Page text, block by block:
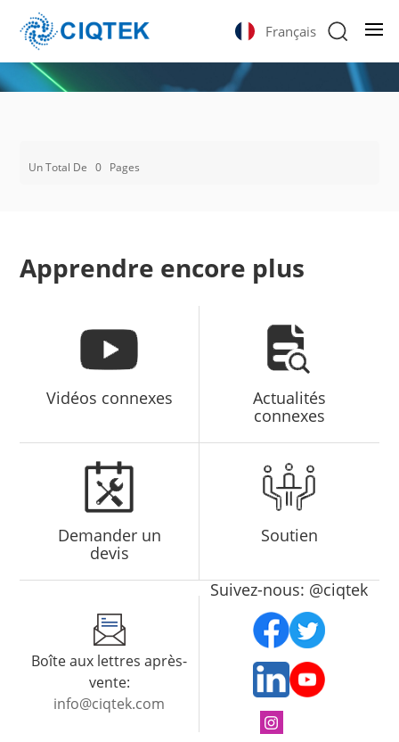
Français
Un Total De 0 Pages
Apprendre encore plus
Vidéos connexes
Actualités
connexes
Demander un
devis
Soutien
Boîte aux lettres après-
vente:
info@ciqtek.com
Suivez-nous: @ciqtek